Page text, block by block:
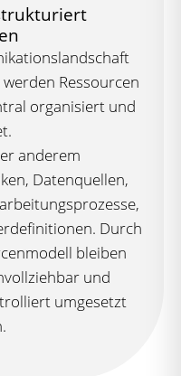
Ressourcen
organisiert und
anderem
Datenquellen,
Durch
bleiben
und
umgesetzt